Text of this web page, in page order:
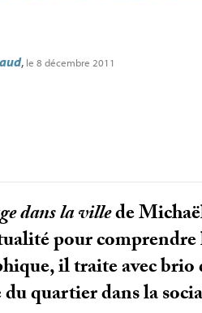
, le 8 décembre 2011
dans la villede
pour comprendre
il traite avec brio
quartier dans la